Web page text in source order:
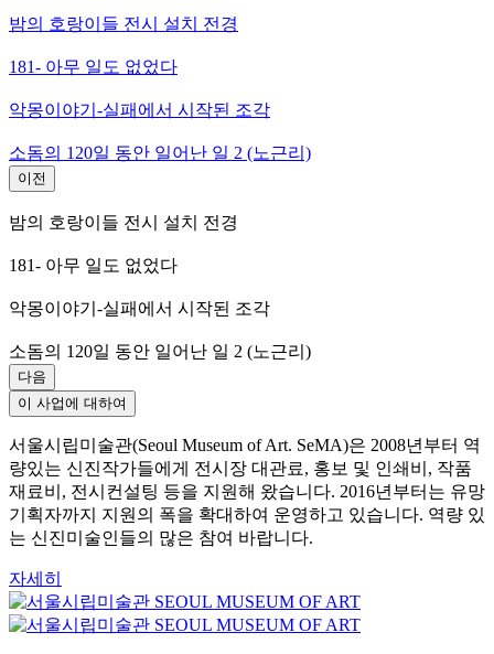
밤의 호랑이들 전시 설치 전경
181- 아무 일도 없었다
악몽이야기-실패에서 시작된 조각
소돔의 120일 동안 일어난 일 2 (노근리)
이전
밤의 호랑이들 전시 설치 전경
181- 아무 일도 없었다
악몽이야기-실패에서 시작된 조각
소돔의 120일 동안 일어난 일 2 (노근리)
다음
이 사업에 대하여
서울시립미술관(Seoul Museum of Art. SeMA)은 2008년부터 역
량있는 신진작가들에게 전시장 대관료, 홍보 및 인쇄비, 작품
재료비, 전시컨설팅 등을 지원해 왔습니다. 2016년부터는 유망
기획자까지 지원의 폭을 확대하여 운영하고 있습니다. 역량 있
는 신진미술인들의 많은 참여 바랍니다.
자세히